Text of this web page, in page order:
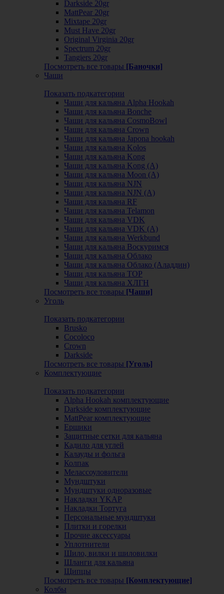
Darkside 20gr
MattPear 20gr
Mixtape 20gr
Must Have 20gr
Original Virginia 20gr
Spectrum 20gr
Tangiers 20gr
Посмотреть все товары [Баночки]
Чаши
Показать подкатегории
Чаши для кальяна Alpha Hookah
Чаши для кальяна Bonche
Чаши для кальяна CosmoBowl
Чаши для кальяна Crown
Чаши для кальяна Japona hookah
Чаши для кальяна Kolos
Чаши для кальяна Kong
Чаши для кальяна Kong (A)
Чаши для кальяна Moon (А)
Чаши для кальяна NJN
Чаши для кальяна NJN (А)
Чаши для кальяна RF
Чаши для кальяна Telamon
Чаши для кальяна VDK
Чаши для кальяна VDK (А)
Чаши для кальяна Werkbund
Чаши для кальяна Воскуримся
Чаши для кальяна Облако
Чаши для кальяна Облако (Аладдин)
Чаши для кальяна ТОР
Чаши для кальяна ХЛГН
Посмотреть все товары [Чаши]
Уголь
Показать подкатегории
Brusko
Cocoloco
Crown
Darkside
Посмотреть все товары [Уголь]
Комплектующие
Показать подкатегории
Alpha Hookah комплектующие
Darkside комплектующие
MattPear комплектующие
Ершики
Защитные сетки для кальяна
Кадило для углей
Калауды и фольга
Колпак
Мелассоуловители
Мундштуки
Мундштуки одноразовые
Накладки YKAP
Накладки Тортуга
Персональные мундштуки
Плитки и горелки
Прочие аксессуары
Уплотнители
Шило, вилки и шиловилки
Шланги для кальяна
Щипцы
Посмотреть все товары [Комплектующие]
Колбы